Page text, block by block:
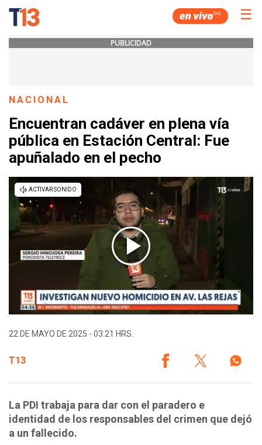
☰
PUBLICIDAD
NACIONAL
Encuentran cadáver en plena vía
pública en Estación Central: Fue
apuñalado en el pecho
22 DE MAYO DE 2025 - 03:21 HRS.
T13
La PDI trabaja para dar con el paradero e
identidad de los responsables del crimen que dejó
a un fallecido.